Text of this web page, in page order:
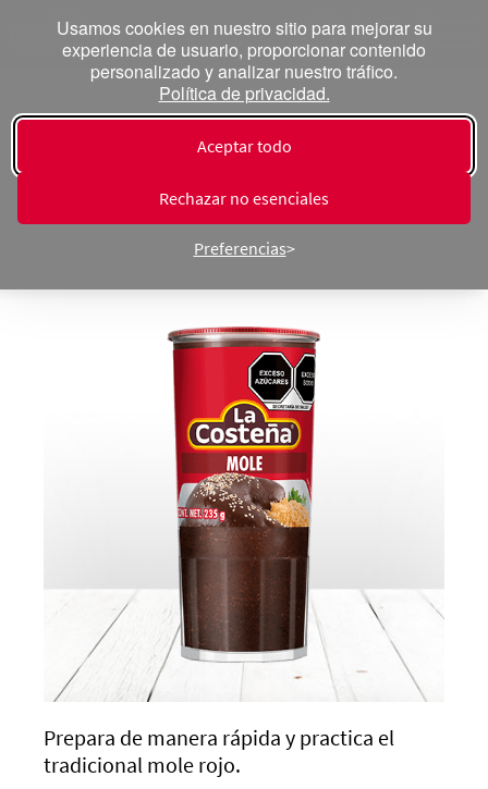
Usamos cookies en nuestro sitio para mejorar su
experiencia de usuario, proporcionar contenido
personalizado y analizar nuestro tráfico.
Política de privacidad.
Aceptar todo
Rechazar no esenciales
Preferencias
Prepara de manera rápida y practica el
tradicional mole rojo.